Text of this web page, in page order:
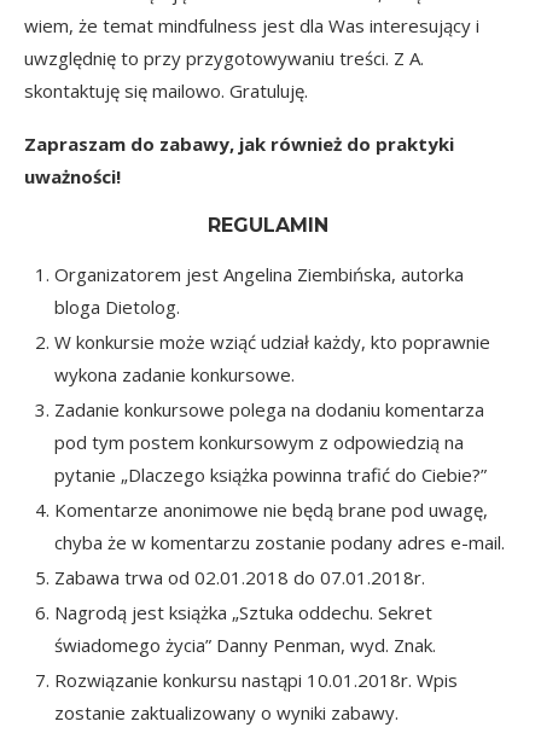
wiem, że temat mindfulness jest dla Was interesujący i
uwzględnię to przy przygotowywaniu treści. Z A.
skontaktuję się mailowo. Gratuluję.
Zapraszam do zabawy, jak również do praktyki
uważności!
REGULAMIN
Organizatorem jest Angelina Ziembińska, autorka
bloga Dietolog.
W konkursie może wziąć udział każdy, kto poprawnie
wykona zadanie konkursowe.
Zadanie konkursowe polega na dodaniu komentarza
pod tym postem konkursowym z odpowiedzią na
pytanie „Dlaczego książka powinna trafić do Ciebie?”
Komentarze anonimowe nie będą brane pod uwagę,
chyba że w komentarzu zostanie podany adres e-mail.
Zabawa trwa od 02.01.2018 do 07.01.2018r.
Nagrodą jest książka „Sztuka oddechu. Sekret
świadomego życia” Danny Penman, wyd. Znak.
Rozwiązanie konkursu nastąpi 10.01.2018r. Wpis
zostanie zaktualizowany o wyniki zabawy.